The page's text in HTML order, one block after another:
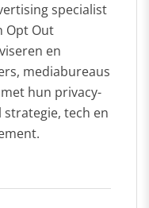
specialist
Opt Out
en
mediabureaus
hun privacy-
tech en